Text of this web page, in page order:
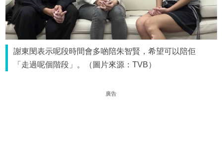
謝東閔表示呢段時間會多啲陪朱智賢，希望可以陪佢
「走過呢個階段」。（圖片來源：TVB）
廣告